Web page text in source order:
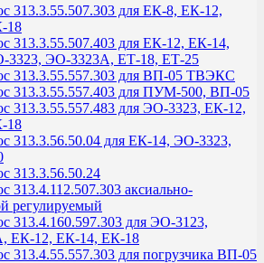
313.3.55.507.303 для ЕК-8, ЕК-12,
18
313.3.55.507.403 для ЕК-12, ЕК-14,
3323, ЭО-3323А, ЕТ-18, ЕТ-25
313.3.55.557.303 для ВП-05 ТВЭКС
313.3.55.557.403 для ПУМ-500, ВП-05
313.3.55.557.483 для ЭО-3323, ЕК-12,
18
313.3.56.50.04 для ЕК-14, ЭО-3323,
313.3.56.50.24
313.4.112.507.303 аксиально-
регулируемый
313.4.160.597.303 для ЭО-3123,
ЕК-12, ЕК-14, ЕК-18
313.4.55.557.303 для погрузчика ВП-05